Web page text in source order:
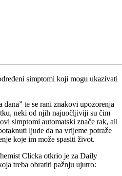
simptomi koji mogu ukazivati
dana” te se rani znakovi upozorenja
neki od njih najuočljiviji su čim
simptomi automatski znače rak, ali
ljude da na vrijeme potraže
koje im može spasiti život.
Clicka otkrio je za Daily
treba obratiti pažnju ujutro: